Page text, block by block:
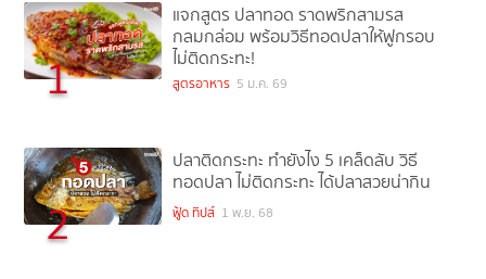
1
แจกสูตร ปลาทอด ราดพริกสามรส
กลมกล่อม พร้อมวิธีทอดปลาให้ฟูกรอบ
ไม่ติดกระทะ!
สูตรอาหาร 5 ม.ค. 69
2
ปลาติดกระทะ ทำยังไง 5 เคล็ดลับ วิธี
ทอดปลา ไม่ติดกระทะ ได้ปลาสวยน่ากิน
ฟู้ด ทิปส์ 1 พ.ย. 68